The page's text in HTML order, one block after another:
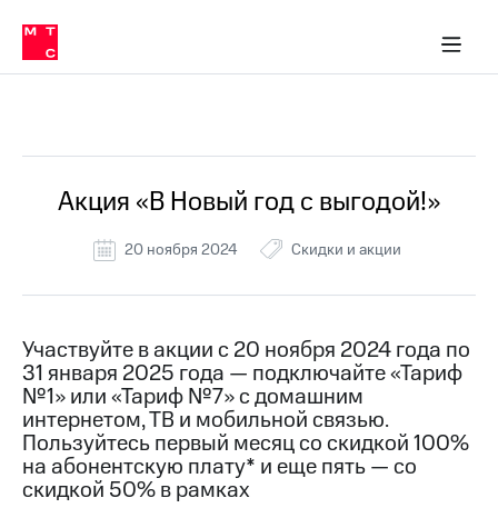
связь
Сервисы и подписки
30% на связь
кабинеты
Мобильная
и
Спутниковое
ТВ
Деньги
связь
Перенести
номер
в МТС
Тарифы
Услуги
в МТС
Услуги
Роуминг
кабинет
Скачать
приложение
Мой
МТС
Акции
Скидка 30%
Акция «В Новый год с выгодой!»
20 ноября 2024 Скидки и акции
Участвуйте в акции с 20 ноября 2024 года по
31 января 2025 года — подключайте «Тариф
№1» или «Тариф №7» с домашним
интернетом, ТВ и мобильной связью.
Пользуйтесь первый месяц со скидкой 100%
на абонентскую плату* и еще пять — со
скидкой 50% в рамках